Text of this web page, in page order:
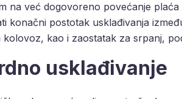
na već dogovoreno povećanje
konačni postotak usklađivanja
kolovoz, kao i zaostatak za srpanj,
usklađivanje